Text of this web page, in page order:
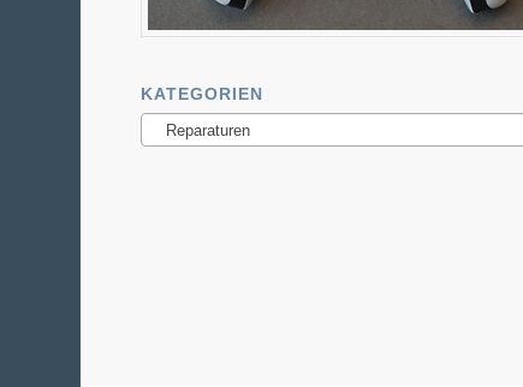
KATEGORIEN
Reparaturen